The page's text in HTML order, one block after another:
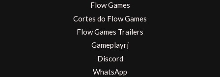
Flow Games
Cortes do Flow Games
Flow Games Trailers
Gameplayrj
Discord
WhatsApp